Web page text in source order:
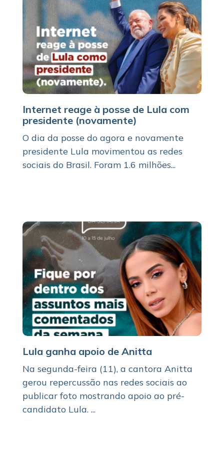
Internet reage à posse de Lula com
presidente (novamente)
O dia da posse do agora e novamente
presidente Lula movimentou as redes
sociais do Brasil. Foram 1.6 milhões...
Lula ganha apoio de Anitta
Na segunda-feira (11), a cantora Anitta
gerou repercussão nas redes sociais ao
publicar foto mostrando apoio ao pré-
candidato Lula. ...